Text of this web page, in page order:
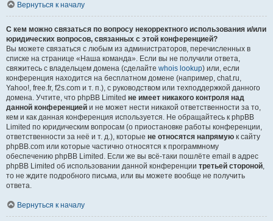
Вернуться к началу
С кем можно связаться по вопросу некорректного использования и/или
юридических вопросов, связанных с этой конференцией?
Вы можете связаться с любым из администраторов, перечисленных в
списке на странице «Наша команда». Если вы не получили ответа,
свяжитесь с владельцем домена (сделайте whois lookup) или, если
конференция находится на бесплатном домене (например, chat.ru,
Yahoo!, free.fr, f2s.com и т. п.), с руководством или техподдержкой данного
домена. Учтите, что phpBB Limited не имеет никакого контроля над
данной конференцией и не может нести никакой ответственности за то,
кем и как данная конференция используется. Не обращайтесь к phpBB
Limited по юридическим вопросам (о приостановке работы конференции,
ответственности за неё и т. д.), которые не относятся напрямую к сайту
phpBB.com или которые частично относятся к программному
обеспечению phpBB Limited. Если же вы всё-таки пошлёте email в адрес
phpBB Limited об использовании данной конференции третьей стороной,
то не ждите подробного письма, или вы можете вообще не получить
ответа.
Вернуться к началу